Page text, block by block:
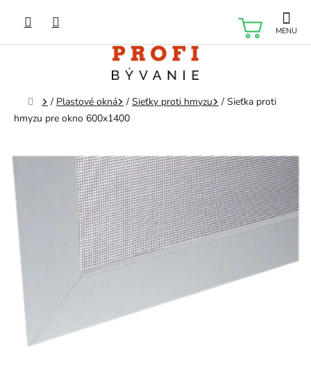
obsah
Domov
/ Plastové okná / Sieťky proti hmyzu / Sieťka proti
hmyzu pre okno 600x1400